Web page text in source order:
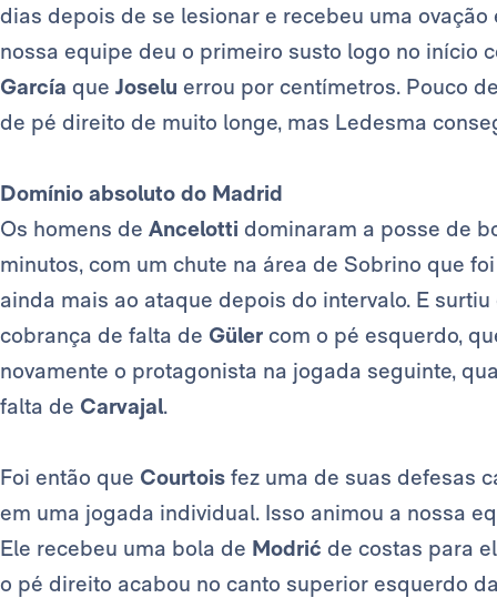
dias depois de se lesionar e recebeu uma ovação
nossa equipe deu o primeiro susto logo no início
García que Joselu errou por centímetros. Pouco
de pé direito de muito longe, mas Ledesma
Domínio absoluto do Madrid
Os homens de Ancelotti dominaram a posse de
minutos, com um chute na área de Sobrino que
ainda mais ao ataque depois do intervalo. E
cobrança de falta de Güler com o pé esquerdo,
novamente o protagonista na jogada seguinte,
falta de Carvajal.
Foi então que Courtois fez uma de suas defesas
em uma jogada individual. Isso animou a nossa
Ele recebeu uma bola de Modrić de costas para
o pé direito acabou no canto superior esquerdo